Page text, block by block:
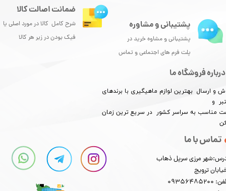
درباره فروشگاه ما
و ارسال بهترین لوازم ماهیگیری با برندهای
و
مناسب به سراسر کشور در سریع ترین زمان
تماس با ما
مرزی سرپل ذهاب
ترویج
پشتیبانی و مشاوره
پشتیبانی و مشاوه خرید در
پلت فرم های اجتماعی و تماس
ضمانت اصالت کالا
شرح کامل کالا در مورد اصلی یا
فیک بودن در زیر هر کالا